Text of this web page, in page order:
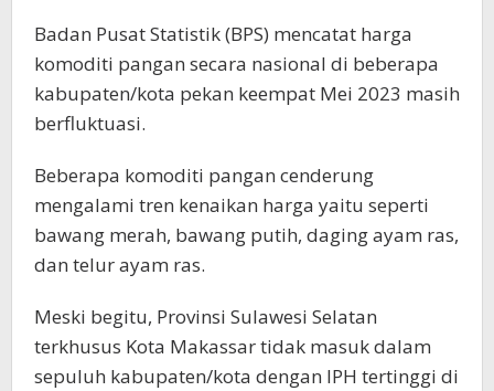
Badan Pusat Statistik (BPS) mencatat harga
komoditi pangan secara nasional di beberapa
kabupaten/kota pekan keempat Mei 2023 masih
berfluktuasi.
Beberapa komoditi pangan cenderung
mengalami tren kenaikan harga yaitu seperti
bawang merah, bawang putih, daging ayam ras,
dan telur ayam ras.
Meski begitu, Provinsi Sulawesi Selatan
terkhusus Kota Makassar tidak masuk dalam
sepuluh kabupaten/kota dengan IPH tertinggi di